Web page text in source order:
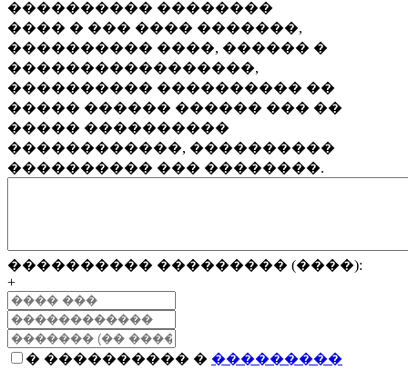
���������� ��������
���� � ��� ���� �������,
���������� ����, ������ �
�����������������,
���������� ���������� ��
����� ������ ������ ��� ��
����� ����������
������������, ����������
���������� ��� ��������.
���������� ��������� (����):
+
� ���������� � ���������